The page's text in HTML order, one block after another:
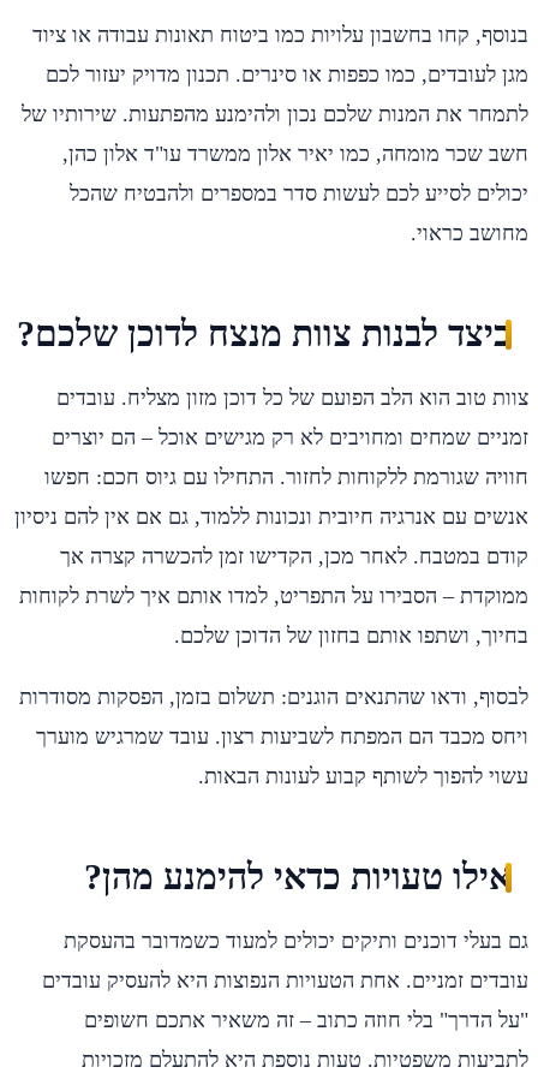
בנוסף, קחו בחשבון עלויות כמו ביטוח תאונות עבודה או ציוד
מגן לעובדים, כמו כפפות או סינרים. תכנון מדויק יעזור לכם
לתמחר את המנות שלכם נכון ולהימנע מהפתעות. שירותיו של
חשב שכר מומחה, כמו יאיר אלון ממשרד עו"ד אלון כהן,
יכולים לסייע לכם לעשות סדר במספרים ולהבטיח שהכל
מחושב כראוי.
כיצד לבנות צוות מנצח לדוכן שלכם?
צוות טוב הוא הלב הפועם של כל דוכן מזון מצליח. עובדים
זמניים שמחים ומחויבים לא רק מגישים אוכל – הם יוצרים
חוויה שגורמת ללקוחות לחזור. התחילו עם גיוס חכם: חפשו
אנשים עם אנרגיה חיובית ונכונות ללמוד, גם אם אין להם ניסיון
קודם במטבח. לאחר מכן, הקדישו זמן להכשרה קצרה אך
ממוקדת – הסבירו על התפריט, למדו אותם איך לשרת לקוחות
בחיוך, ושתפו אותם בחזון של הדוכן שלכם.
לבסוף, ודאו שהתנאים הוגנים: תשלום בזמן, הפסקות מסודרות
ויחס מכבד הם המפתח לשביעות רצון. עובד שמרגיש מוערך
עשוי להפוך לשותף קבוע לעונות הבאות.
אילו טעויות כדאי להימנע מהן?
גם בעלי דוכנים ותיקים יכולים למעוד כשמדובר בהעסקת
עובדים זמניים. אחת הטעויות הנפוצות היא להעסיק עובדים
"על הדרך" בלי חוזה כתוב – זה משאיר אתכם חשופים
לתביעות משפטיות. טעות נוספת היא להתעלם מזכויות